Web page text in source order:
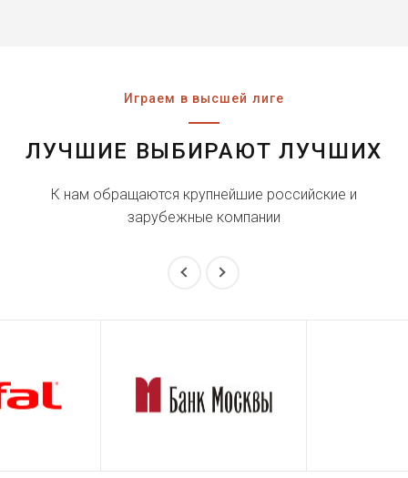
Играем в высшей лиге
ЛУЧШИЕ ВЫБИРАЮТ ЛУЧШИХ
К нам обращаются крупнейшие российские и
зарубежные компании